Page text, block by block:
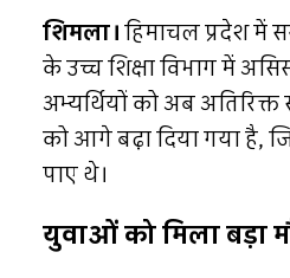
शिमला।हिमाचल प्रदेश में
के उच्च शिक्षा विभाग में
अभ्यर्थियों को अब
को आगे बढ़ा दिया गया है,
पाए थे।
युवाओं को मिला बड़ा